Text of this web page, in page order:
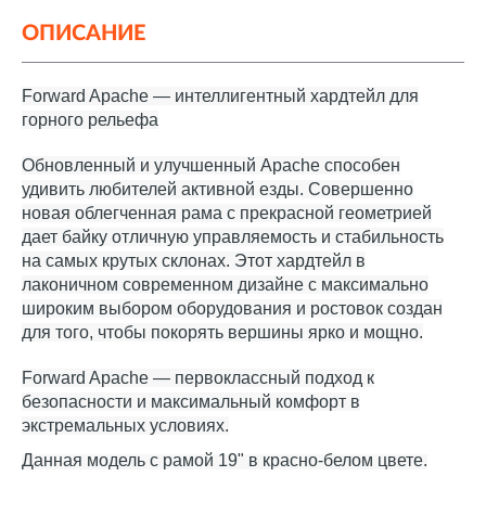
ОПИСАНИЕ
Forward Apache — интеллигентный хардтейл для
горного рельефа
Обновленный и улучшенный Apache способен
удивить любителей активной езды. Совершенно
новая облегченная рама с прекрасной геометрией
дает байку отличную управляемость и стабильность
на самых крутых склонах. Этот хардтейл в
лаконичном современном дизайне с максимально
широким выбором оборудования и ростовок создан
для того, чтобы покорять вершины ярко и мощно.
Forward Apache — первоклассный подход к
безопасности и максимальный комфорт в
экстремальных условиях.
Данная модель с рамой 19" в красно-белом цвете.